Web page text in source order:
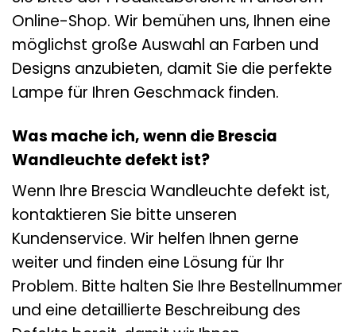
Online-Shop. Wir bemühen uns, Ihnen eine
möglichst große Auswahl an Farben und
Designs anzubieten, damit Sie die perfekte
Lampe für Ihren Geschmack finden.
Was mache ich, wenn die Brescia
Wandleuchte defekt ist?
Wenn Ihre Brescia Wandleuchte defekt ist,
kontaktieren Sie bitte unseren
Kundenservice. Wir helfen Ihnen gerne
weiter und finden eine Lösung für Ihr
Problem. Bitte halten Sie Ihre Bestellnummer
und eine detaillierte Beschreibung des